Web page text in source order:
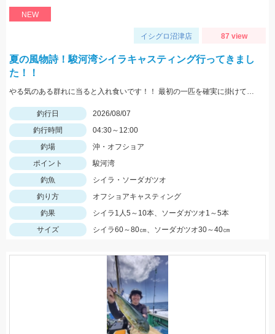
NEW
イシグロ沼津店 87 view
夏の風物詩！駿河湾シイラキャスティング行ってきまし
た！！
やる気のある群れに当ると入れ食いです！！ 最初の一匹を確実に掛けて船べりに寄せてくることで船の周りがシイラだらけになり船中お祭り騒ぎになります！！
釣行日
2026/08/07
釣行時間
04:30～12:00
釣場
沖・オフショア
ポイント
駿河湾
釣魚
シイラ・ソーダガツオ
釣り方
オフショアキャスティング
釣果
シイラ1人5～10本、ソーダガツオ1～5本
サイズ
シイラ60～80㎝、ソーダガツオ30～40㎝